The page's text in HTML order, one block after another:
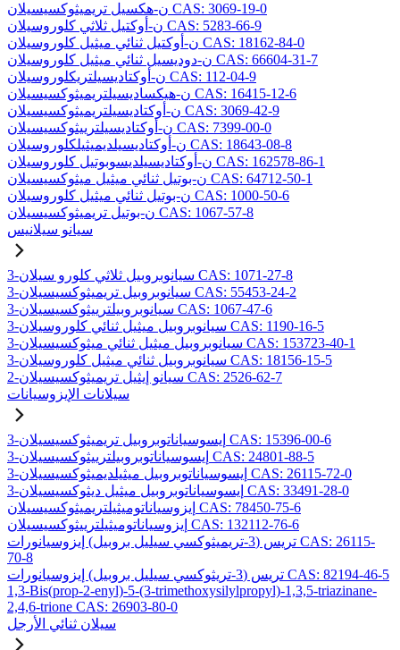
ن-هكسيل تريميثوكسيسيلان CAS: 3069-19-0
ن-أوكتيل ثلاثي كلوروسيلان CAS: 5283-66-9
ن-أوكتيل ثنائي ميثيل كلوروسيلان CAS: 18162-84-0
ن-دوديسيل ثنائي ميثيل كلوروسيلان CAS: 66604-31-7
ن-أوكتاديسيلتريكلوروسيلان CAS: 112-04-9
ن-هيكساديسيلتريميثوكسيسيلان CAS: 16415-12-6
ن-أوكتاديسيلتريميثوكسيسيلان CAS: 3069-42-9
ن-أوكتاديسيلترييثوكسيسيلان CAS: 7399-00-0
ن-أوكتاديسيلديميثيلكلوروسيلان CAS: 18643-08-8
ن-أوكتاديسيلديسوبوتيل كلوروسيلان CAS: 162578-86-1
ن-بوتيل ثنائي ميثيل ميثوكسيسيلان CAS: 64712-50-1
ن-بوتيل ثنائي ميثيل كلوروسيلان CAS: 1000-50-6
ن-بوتيل تريميثوكسيسيلان CAS: 1067-57-8
سيانو سيلانيس
3-سيانوبروبيل ثلاثي كلورو سيلان CAS: 1071-27-8
3-سيانوبروبيل تريميثوكسيسيلان CAS: 55453-24-2
3-سيانوبروبيلترييثوكسيسيلان CAS: 1067-47-6
3-سيانوبروبيل ميثيل ثنائي كلوروسيلان CAS: 1190-16-5
3-سيانوبروبيل ميثيل ثنائي ميثوكسيسيلان CAS: 153723-40-1
3-سيانوبروبيل ثنائي ميثيل كلوروسيلان CAS: 18156-15-5
2-سيانو إيثيل تريميثوكسيسيلان CAS: 2526-62-7
سيلانات الإيزوسيانات
3-إيسوسياناتوبروبيل تريميثوكسيسيلان CAS: 15396-00-6
3-إيسوسياناتوبروبيلترييثوكسيسيلان CAS: 24801-88-5
3-إيسوسياناتوبروبيل ميثيلديميثوكسيسيلان CAS: 26115-72-0
3-إيسوسياناتوبروبيل ميثيل ديثوكسيسيلان CAS: 33491-28-0
إيزوسياناتوميثيلتريميثوكسيسيلان CAS: 78450-75-6
إيزوسياناتوميثيلترييثوكسيسيلان CAS: 132112-76-6
تريس (3-تريميثوكسي سيليل بروبيل) إيزوسيانورات CAS: 26115-
70-8
تريس (3-تريثوكسي سيليل بروبيل) إيزوسيانورات CAS: 82194-46-5
1,3-Bis(prop-2-enyl)-5-(3-trimethoxysilylpropyl)-1,3,5-triazinane-
2,4,6-trione CAS: 26903-80-0
سيلان ثنائي الأرجل